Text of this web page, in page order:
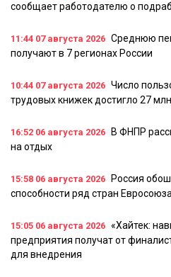
сообщает работодателю о
11:44 07 августа 2026 Среднюю
получают в 7 регионах России
10:44 07 августа 2026 Число
трудовых книжек достигло 27
16:52 06 августа 2026
В ФНПР
на отдых
15:58 06 августа 2026
Россия
способности ряд стран
15:05 06 августа 2026 «Хайтек:
предприятия получат от
для внедрения